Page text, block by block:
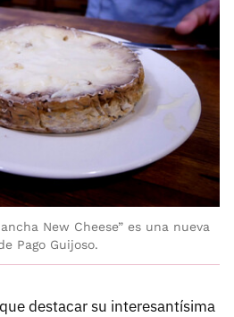
New Cheese” es una nueva
Pago Guijoso.
destacar su interesantísima